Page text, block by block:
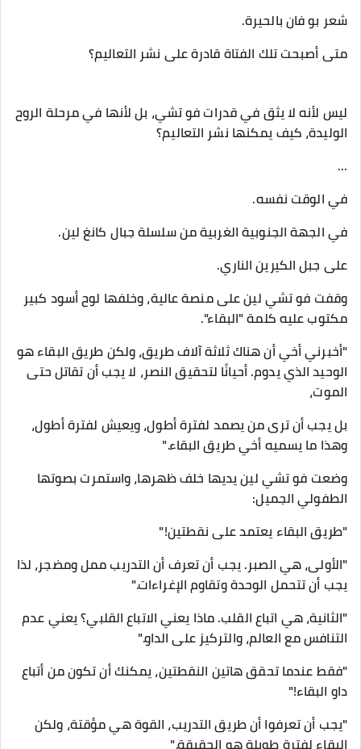
شعر بو فان بالحيرة.
متى أصبحت تلك الفتاة قادرة على نشر التعاليم؟
ليس لأنه لا يثق في قدرات فو تشي، بل لأنها في مرحلة الروح
الوليدة، كيف يمكنها نشر التعاليم؟
...
في الوقت نفسه.
في الجهة الجنوبية الغربية من سلسلة جبال كانغ لين.
على جبل الكيرين الناري.
وقفت فو تشي لين على منصة عالية، وخلفها لوح أسود كبير
مكتوب عليه كلمة "البقاء".
"أخبرني أخي أن هناك ثلاثة آلاف طريق، ولكن طريق البقاء هو
الوحيد الذي يدوم. أحيانًا لتحقيق النصر، لا يجب أن تقاتل حتى
الموت،
بل يجب أن ترى من يصمد لفترة أطول، ويعيش لفترة أطول،
وهذا ما يسميه أخي طريق البقاء."
وضعت فو تشي لين يديها خلف ظهرها، واستمرت بصوتها
الطفولي الجميل:
"طريق البقاء يعتمد على نقطتين!"
"الأولى، هي الصبر. يجب أن تعرف أن التدريب ممل ومضجر، لذا
يجب أن تتحمل الوحدة وتقاوم الإغراءات."
"الثانية، هي اتباع القلب. ماذا يعني الاتباع القلبي؟ يعني عدم
التنافس مع العالم، والتركيز على الداو."
"فقط عندما تحقق هاتين النقطتين، يمكنك أن تكون من أتباع
داو البقاء!"
"يجب أن تعرفوا أن طريق التدريب، القوة هي مؤقتة، ولكن
البقاء لفترة طويلة هو الحقيقة."